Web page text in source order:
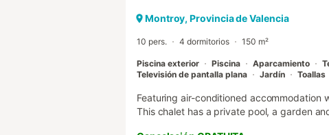
Montroy, Provincia de Valencia
10 pers. 4 dormitorios 150 m²
Piscina exterior Piscina Aparcamiento
Televisión de pantalla plana
Jardín Toallas
Featuring air-conditioned accommodation
This chalet has a private pool, a garden